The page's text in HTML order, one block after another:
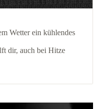
Wetter ein kühlendes
dir, auch bei Hitze